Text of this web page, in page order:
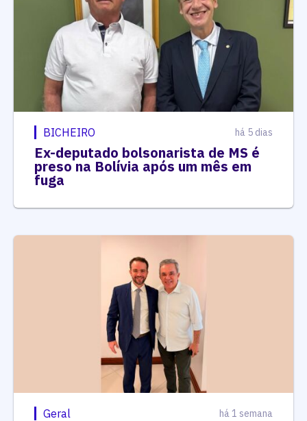
BICHEIRO há 5 dias
Ex-deputado bolsonarista de MS é
preso na Bolívia após um mês em
fuga
Geral há 1 semana